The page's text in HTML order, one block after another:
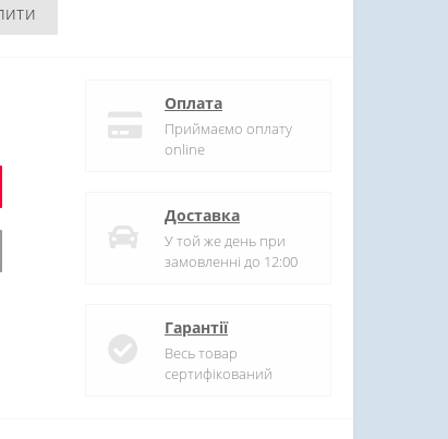
Оплата
Приймаємо оплату
online
Доставка
У той же день при
замовленні до 12:00
Гарантії
Весь товар
сертифікований